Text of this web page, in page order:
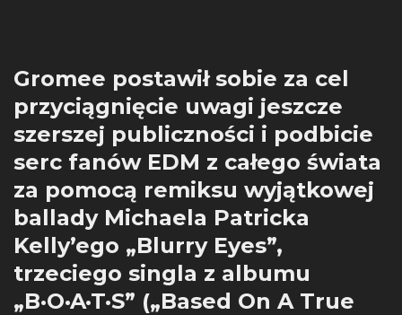
Gromee postawił sobie za cel
przyciągnięcie uwagi jeszcze
szerszej publiczności i podbicie
serc fanów EDM z całego świata
za pomocą remiksu wyjątkowej
ballady Michaela Patricka
Kelly’ego „Blurry Eyes”,
trzeciego singla z albumu
„B·O·A·T·S” („Based On A True